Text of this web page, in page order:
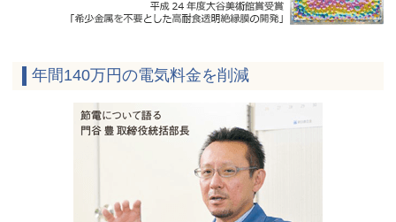
年間140万円の電気料金を削減